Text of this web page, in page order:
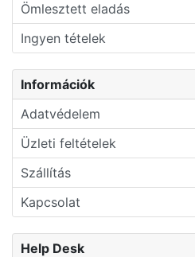
Ömlesztett eladás
Ingyen tételek
Információk
Adatvédelem
Üzleti feltételek
Szállítás
Kapcsolat
Help Desk